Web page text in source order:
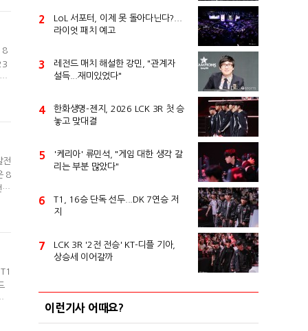
8
전
8
시
2
LoL 서포터, 이제 못 돌아다닌다?...
라이엇 패치 예고
3
레전드 매치 해설한 강민, "관계자
설득...재미있었다"
4
한화생명-젠지, 2026 LCK 3R 첫 승
놓고 맞대결
5
'케리아' 류민석, "게임 대한 생각 갈
리는 부분 많았다"
6
T1, 16승 단독 선두...DK 7연승 저
지
7
LCK 3R '2전 전승' KT-디플 기아,
상승세 이어갈까
이런기사 어때요?